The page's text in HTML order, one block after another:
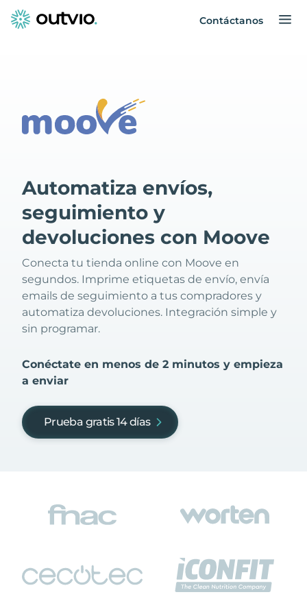
Contáctanos
Automatiza envíos,
seguimiento y
devoluciones con Moove
Conecta tu tienda online con Moove en
segundos. Imprime etiquetas de envío, envía
emails de seguimiento a tus compradores y
automatiza devoluciones. Integración simple y
sin programar.
Conéctate en menos de 2 minutos y empieza
a enviar
Prueba gratis 14 días